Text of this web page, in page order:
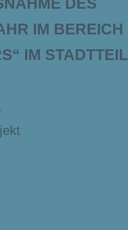
IM BEREICH D
IM STADTTEIL A